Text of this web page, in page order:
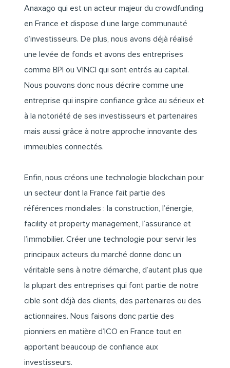
Anaxago qui est un acteur majeur du crowdfunding
en France et dispose d’une large communauté
d’investisseurs. De plus, nous avons déjà réalisé
une levée de fonds et avons des entreprises
comme BPI ou VINCI qui sont entrés au capital.
Nous pouvons donc nous décrire comme une
entreprise qui inspire confiance grâce au sérieux et
à la notoriété de ses investisseurs et partenaires
mais aussi grâce à notre approche innovante des
immeubles connectés.
Enfin, nous créons une technologie blockchain pour
un secteur dont la France fait partie des
références mondiales : la construction, l’énergie,
facility et property management, l’assurance et
l’immobilier. Créer une technologie pour servir les
principaux acteurs du marché donne donc un
véritable sens à notre démarche, d’autant plus que
la plupart des entreprises qui font partie de notre
cible sont déjà des clients, des partenaires ou des
actionnaires. Nous faisons donc partie des
pionniers en matière d’ICO en France tout en
apportant beaucoup de confiance aux
investisseurs.